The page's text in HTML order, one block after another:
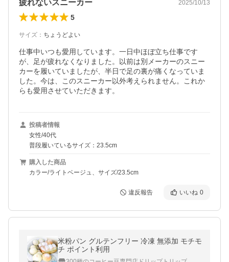
疲れないスニーカー 2025/10/13
5
サイズ ： ちょうどよい
仕事中いつも愛用しています。一日中ほぼ立ち仕事です
が、足が疲れなくなりました。以前は別メーカーのスニー
カーを履いていましたが、半日で足の裏が痛くなっていま
した。今は、このスニーカー以外考えられません。これか
らも愛用させていただきます。
投稿者情報
女性/40代
普段履いているサイズ：23.5cm
購入した商品
カラー/ライトベージュ、サイズ/23.5cm
違反報告 いいね 0
米粉パン グルテンフリー 冷凍 無添加 モチモ
チ ポイント利用